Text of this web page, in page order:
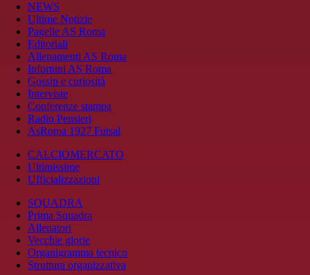
NEWS
Ultime Notizie
Pagelle AS Roma
Editoriali
Allenamenti AS Roma
Infortuni AS Roma
Gossip e curiosità
Interviste
Conferenze stampa
Radio Pensieri
AsRoma 1927 Futsal
CALCIOMERCATO
Ultimissime
Ufficializzazioni
SQUADRA
Prima Squadra
Allenatori
Vecchie glorie
Organigramma tecnico
Struttura organizzativa